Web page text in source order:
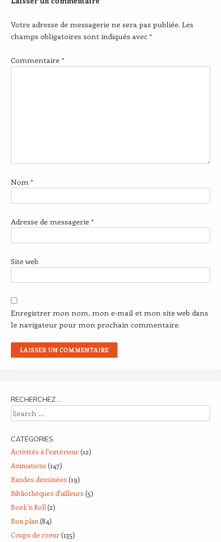
Votre adresse de messagerie ne sera pas publiée. Les
champs obligatoires sont indiqués avec *
Commentaire *
Nom *
Adresse de messagerie *
Site web
Enregistrer mon nom, mon e-mail et mon site web dans
le navigateur pour mon prochain commentaire.
RECHERCHEZ….
Search
CATÉGORIES
Activités à l'extérieur(12)
Animations (147)
Bandes dessinées (19)
Bibliothèques d'ailleurs (5)
Boek'n Roll(2)
Bon plan(84)
Coups de coeur(135)